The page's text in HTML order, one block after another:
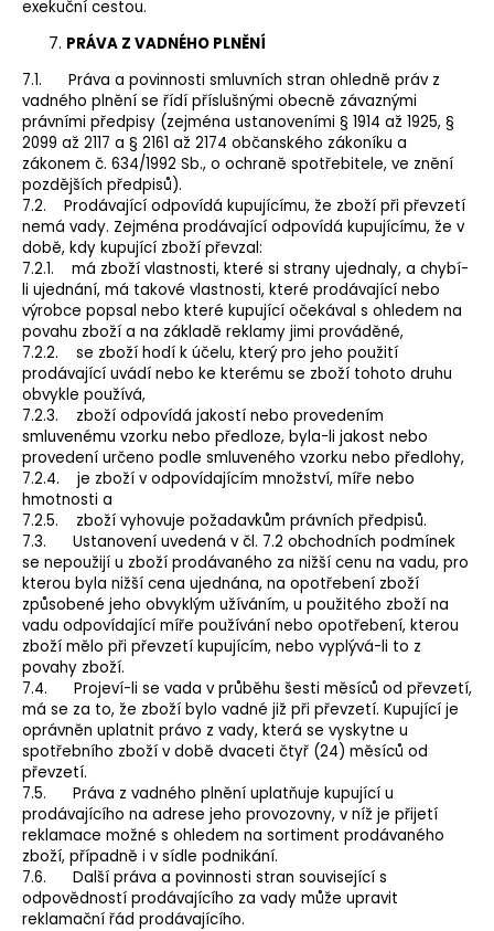
exekuční cestou.
PRÁVA Z VADNÉHO PLNĚNÍ
7.1. Práva a povinnosti smluvních stran ohledně práv z
vadného plnění se řídí příslušnými obecně závaznými
právními předpisy (zejména ustanoveními § 1914 až 1925, §
2099 až 2117 a § 2161 až 2174 občanského zákoníku a
zákonem č. 634/1992 Sb., o ochraně spotřebitele, ve znění
pozdějších předpisů).
7.2. Prodávající odpovídá kupujícímu, že zboží při převzetí
nemá vady. Zejména prodávající odpovídá kupujícímu, že v
době, kdy kupující zboží převzal:
7.2.1. má zboží vlastnosti, které si strany ujednaly, a chybí-
li ujednání, má takové vlastnosti, které prodávající nebo
výrobce popsal nebo které kupující očekával s ohledem na
povahu zboží a na základě reklamy jimi prováděné,
7.2.2. se zboží hodí k účelu, který pro jeho použití
prodávající uvádí nebo ke kterému se zboží tohoto druhu
obvykle používá,
7.2.3. zboží odpovídá jakostí nebo provedením
smluvenému vzorku nebo předloze, byla-li jakost nebo
provedení určeno podle smluveného vzorku nebo předlohy,
7.2.4. je zboží v odpovídajícím množství, míře nebo
hmotnosti a
7.2.5. zboží vyhovuje požadavkům právních předpisů.
7.3. Ustanovení uvedená v čl. 7.2 obchodních podmínek
se nepoužijí u zboží prodávaného za nižší cenu na vadu, pro
kterou byla nižší cena ujednána, na opotřebení zboží
způsobené jeho obvyklým užíváním, u použitého zboží na
vadu odpovídající míře používání nebo opotřebení, kterou
zboží mělo při převzetí kupujícím, nebo vyplývá-li to z
povahy zboží.
7.4. Projeví-li se vada v průběhu šesti měsíců od převzetí,
má se za to, že zboží bylo vadné již při převzetí. Kupující je
oprávněn uplatnit právo z vady, která se vyskytne u
spotřebního zboží v době dvaceti čtyř (24) měsíců od
převzetí.
7.5. Práva z vadného plnění uplatňuje kupující u
prodávajícího na adrese jeho provozovny, v níž je přijetí
reklamace možné s ohledem na sortiment prodávaného
zboží, případně i v sídle podnikání.
7.6. Další práva a povinnosti stran související s
odpovědností prodávajícího za vady může upravit
reklamační řád prodávajícího.